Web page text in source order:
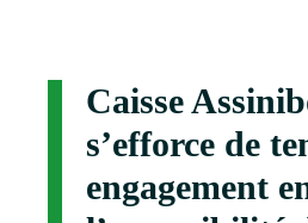
Caisse
s’efforce de
engagement